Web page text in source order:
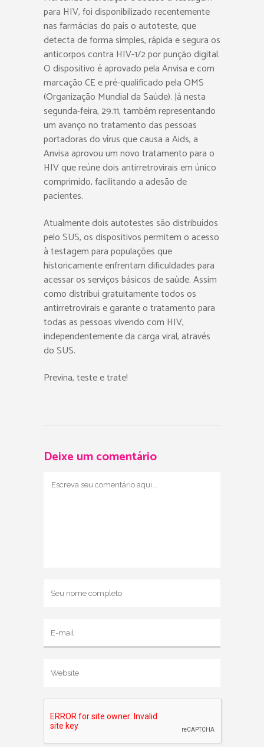
para HIV, foi disponibilizado recentemente
nas farmácias do país o autoteste, que
detecta de forma simples, rápida e segura os
anticorpos contra HIV-1/2 por punção digital.
O dispositivo é aprovado pela Anvisa e com
marcação CE e pré-qualificado pela OMS
(Organização Mundial da Saúde). Já nesta
segunda-feira, 29.11, também representando
um avanço no tratamento das pessoas
portadoras do vírus que causa a Aids, a
Anvisa aprovou um novo tratamento para o
HIV que reúne dois antirretrovirais em único
comprimido, facilitando a adesão de
pacientes.
Atualmente dois autotestes são distribuídos
pelo SUS, os dispositivos permitem o acesso
à testagem para populações que
historicamente enfrentam dificuldades para
acessar os serviços básicos de saúde. Assim
como distribui gratuitamente todos os
antirretrovirais e garante o tratamento para
todas as pessoas vivendo com HIV,
independentemente da carga viral, através
do SUS.
Previna, teste e trate!
Deixe um comentário